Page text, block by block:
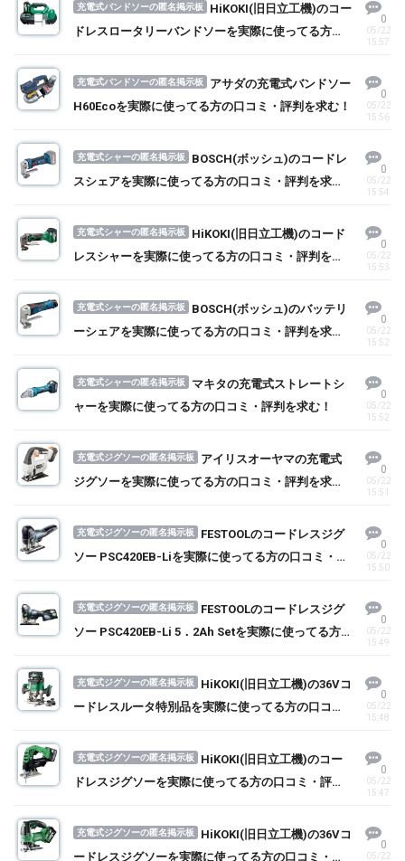
充電式バンドソーの匿名掲示板
HiKOKI(旧日立工機)のコー
ドレスロータリーバンドソーを実際に使ってる方の
0
05/22
15:57
充電式バンドソーの匿名掲示板
アサダの充電式バンドソー
H60Ecoを実際に使ってる方の口コミ・評判を求む！
0
05/22
15:56
充電式シャーの匿名掲示板
BOSCH(ボッシュ)のコードレ
スシェアを実際に使ってる方の口コミ・評判を求
0
05/22
15:54
充電式シャーの匿名掲示板
HiKOKI(旧日立工機)のコード
レスシャーを実際に使ってる方の口コミ・評判を求
0
05/22
15:53
充電式シャーの匿名掲示板
BOSCH(ボッシュ)のバッテリ
ーシェアを実際に使ってる方の口コミ・評判を求
0
05/22
15:52
充電式シャーの匿名掲示板
マキタの充電式ストレートシ
ャーを実際に使ってる方の口コミ・評判を求む！
0
05/22
15:52
充電式ジグソーの匿名掲示板
アイリスオーヤマの充電式
ジグソーを実際に使ってる方の口コミ・評判を求
0
05/22
15:51
充電式ジグソーの匿名掲示板
FESTOOLのコードレスジグ
ソー PSC420EB-Liを実際に使ってる方の口コミ・評
0
05/22
15:50
充電式ジグソーの匿名掲示板
FESTOOLのコードレスジグ
ソー PSC420EB-Li 5．2Ah Setを実際に使ってる方
0
05/22
15:49
充電式ジグソーの匿名掲示板
HiKOKI(旧日立工機)の36Vコ
ードレスルータ特別品を実際に使ってる方の口コ
0
05/22
15:48
充電式ジグソーの匿名掲示板
HiKOKI(旧日立工機)のコー
ドレスジグソーを実際に使ってる方の口コミ・評判
0
05/22
15:47
充電式ジグソーの匿名掲示板
HiKOKI(旧日立工機)の36Vコ
ードレスジグソーを実際に使ってる方の口コミ・評
0
05/22